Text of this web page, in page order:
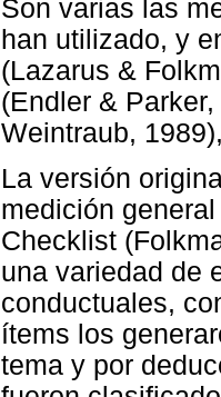
Son varias las
han utilizado, y
(Lazarus &
(Endler &
Weintraub,
La versión
medición
Checklist
una variedad de
conductuales,
ítems los
tema y por